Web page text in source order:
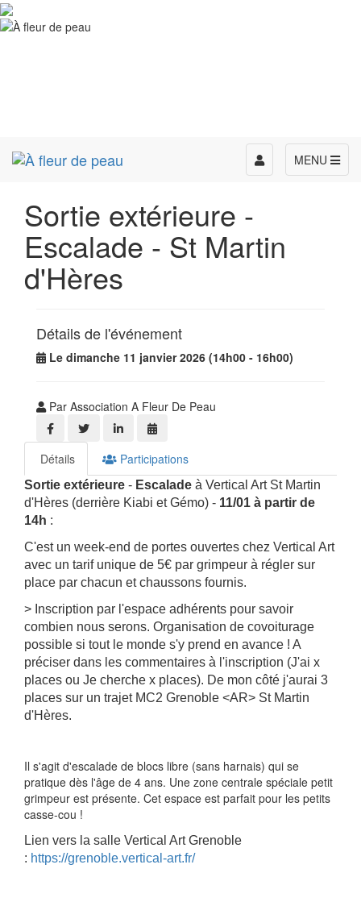
MENU
Toggle
navigation
Sortie extérieure -
Escalade - St Martin
d'Hères
Détails de l'événement
Le dimanche 11 janvier 2026 (14h00 - 16h00)
Par Association A Fleur De Peau
Détails Participations
Sortie extérieure - Escalade à Vertical Art St Martin
d'Hères (derrière Kiabi et Gémo) - 11/01 à partir de
14h :
C'est un week-end de portes ouvertes chez Vertical Art
avec un tarif unique de 5€ par grimpeur à régler sur
place par chacun et chaussons fournis.
> Inscription par l'espace adhérents pour savoir
combien nous serons. Organisation de covoiturage
possible si tout le monde s'y prend en avance ! A
préciser dans les commentaires à l'inscription (J'ai x
places ou Je cherche x places). De mon côté j'aurai 3
places sur un trajet MC2 Grenoble <AR> St Martin
d'Hères.
Il s'agit d'escalade de blocs libre (sans harnais) qui se
pratique dès l'âge de 4 ans. Une zone centrale spéciale petit
grimpeur est présente. Cet espace est parfait pour les petits
casse-cou !
Lien vers la salle Vertical Art Grenoble
: https://grenoble.vertical-art.fr/